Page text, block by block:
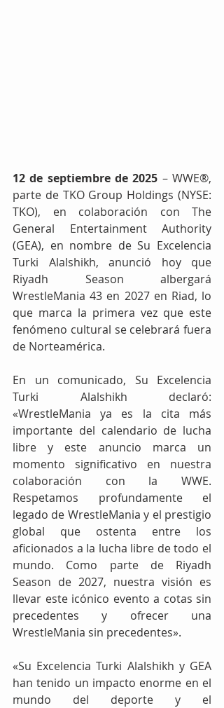
12 de septiembre de 2025 – WWE®,
parte de TKO Group Holdings (NYSE:
TKO), en colaboración con The
General Entertainment Authority
(GEA), en nombre de Su Excelencia
Turki Alalshikh, anunció hoy que
Riyadh Season albergará
WrestleMania 43 en 2027 en Riad, lo
que marca la primera vez que este
fenómeno cultural se celebrará fuera
de Norteamérica.
En un comunicado, Su Excelencia
Turki Alalshikh declaró:
«WrestleMania ya es la cita más
importante del calendario de lucha
libre y este anuncio marca un
momento significativo en nuestra
colaboración con la WWE.
Respetamos profundamente el
legado de WrestleMania y el prestigio
global que ostenta entre los
aficionados a la lucha libre de todo el
mundo. Como parte de Riyadh
Season de 2027, nuestra visión es
llevar este icónico evento a cotas sin
precedentes y ofrecer una
WrestleMania sin precedentes».
«Su Excelencia Turki Alalshikh y GEA
han tenido un impacto enorme en el
mundo del deporte y el